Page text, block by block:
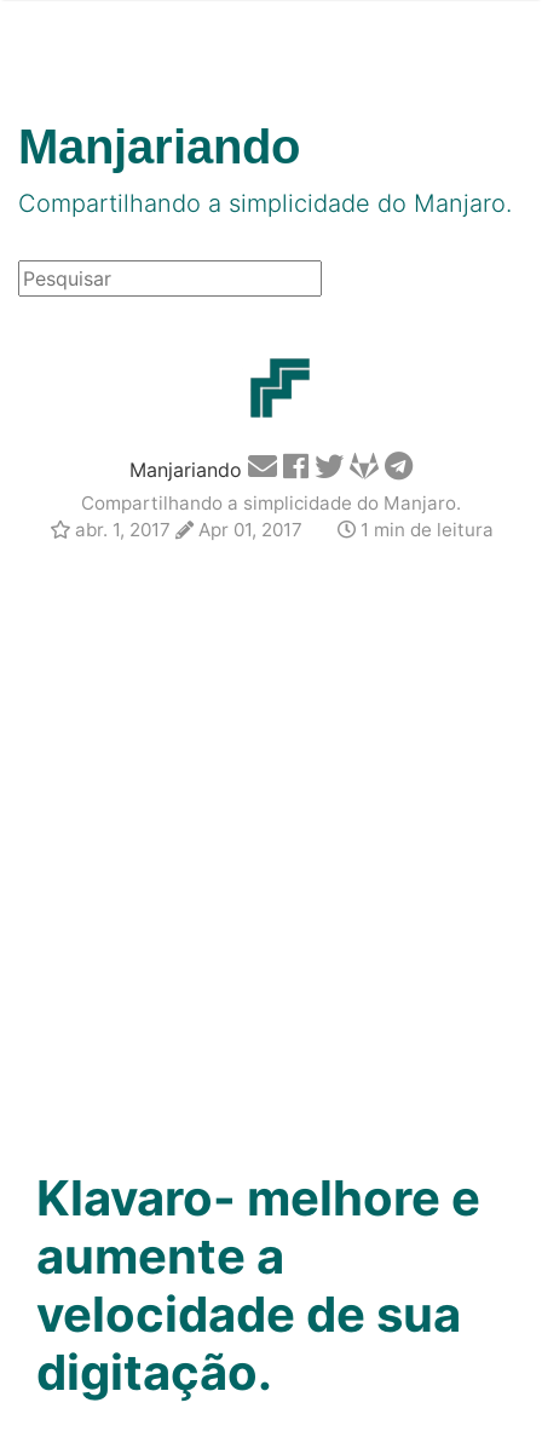
Manjariando
Compartilhando a simplicidade do Manjaro.
Manjariando
Compartilhando a simplicidade do Manjaro.
abr. 1, 2017
Apr 01, 2017 1 min de leitura
Klavaro- melhore e
aumente a
velocidade de sua
digitação.